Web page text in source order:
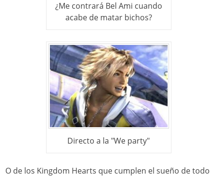
¿Me contrará Bel Ami cuando
acabe de matar bichos?
Directo a la "We party"
O de los Kingdom Hearts que cumplen el sueño de todo